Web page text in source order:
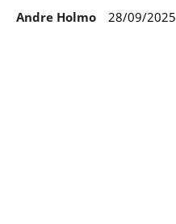
Andre Holmo 28/09/2025